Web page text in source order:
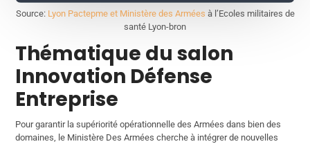
Source: Lyon Pactepme et Ministère des Armées à l’Ecoles militaires de
santé Lyon-bron
Thématique du salon
Innovation Défense
Entreprise
Pour garantir la supériorité opérationnelle des Armées dans bien des
domaines, le Ministère Des Armées cherche à intégrer de nouvelles